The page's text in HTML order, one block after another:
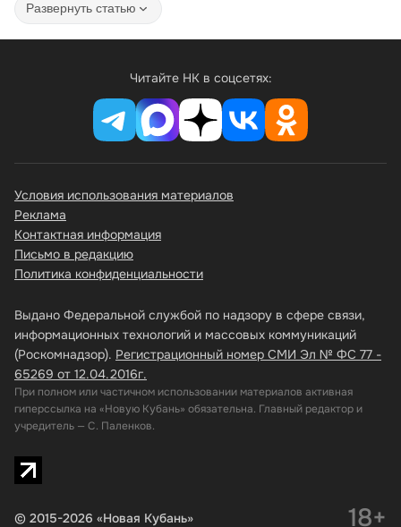
Развернуть статью
Читайте НК в соцсетях:
Выдано Федеральной службой по надзору в сфере связи,
информационных технологий и массовых коммуникаций
(Роскомнадзор). Регистрационный номер СМИ Эл № ФС 77 -
65269 от 12.04.2016г.
При полном или частичном использовании материалов активная
гиперссылка на «Новую Кубань» обязательна. Главный редактор и
учредитель — С. Паленков.
Условия использования материалов
Реклама
Контактная информация
Письмо в редакцию
Политика конфиденциальности
© 2015-2026 «Новая Кубань» 18+